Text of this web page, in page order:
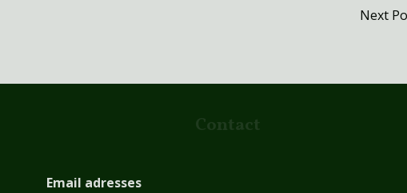
Next
Contact
Email adresses